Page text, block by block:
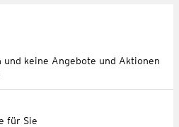
keine Angebote und Aktionen
für Sie